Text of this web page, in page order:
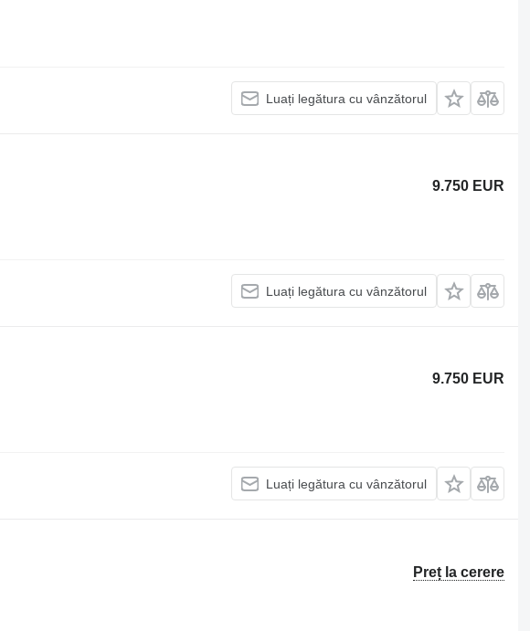
Luați legătura cu vânzătorul
9.750 EUR
Luați legătura cu vânzătorul
9.750 EUR
Luați legătura cu vânzătorul
Preț la cerere